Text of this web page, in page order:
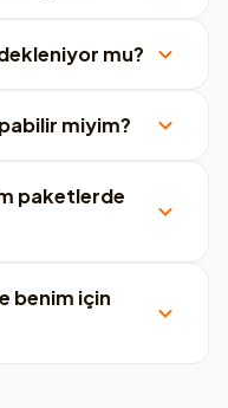
mu?
miyim?
paketlerde
benim için